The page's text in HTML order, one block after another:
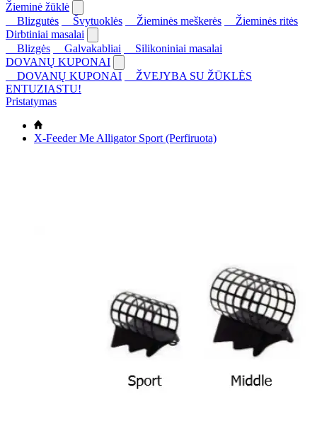
Žieminė žūklė
Blizgutės
Švytuoklės Žieminės meškerės
Žieminės ritės
Dirbtiniai masalai
Blizgės
Galvakabliai
Silikoniniai masalai
DOVANŲ KUPONAI
DOVANŲ KUPONAI
ŽVEJYBA SU ŽŪKLĖS
ENTUZIASTU!
Pristatymas
X-Feeder Me Alligator Sport (Perfiruota)